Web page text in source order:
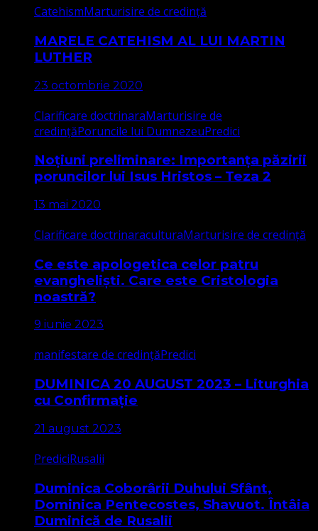
CatehismMarturisire de credință
MARELE CATEHISM AL LUI MARTIN
LUTHER
23 octombrie 2020
Clarificare doctrinaraMarturisire de
credințăPoruncile lui DumnezeuPredici
Noțiuni preliminare: Importanța păzirii
poruncilor lui Isus Hristos – Teza 2
13 mai 2020
Clarificare doctrinaraculturaMarturisire de credință
Ce este apologetica celor patru
evangheliști. Care este Cristologia
noastră?
9 iunie 2023
manifestare de credințăPredici
DUMINICA 20 AUGUST 2023 – Liturghia
cu Confirmație
21 august 2023
PrediciRusalii
Duminica Coborârii Duhului Sfânt,
Dominica Pentecostes, Shavuot. Întâia
Duminică de Rusalii